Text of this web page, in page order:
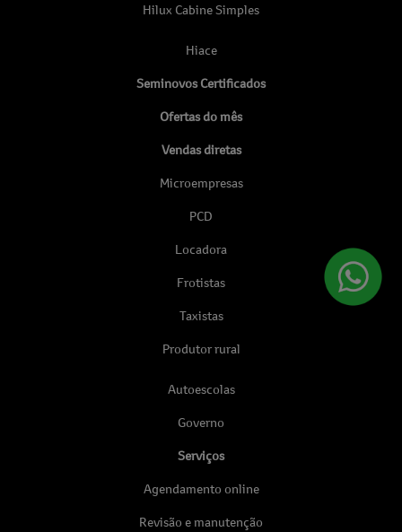
Hilux Cabine Simples
Hiace
Seminovos Certificados
Ofertas do mês
Vendas diretas
Microempresas
PCD
Locadora
Frotistas
Taxistas
Produtor rural
Autoescolas
Governo
Serviços
Agendamento online
Revisão e manutenção